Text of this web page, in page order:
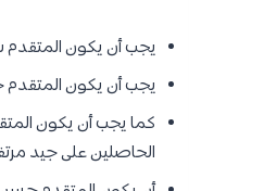
يجب أن يكون المتقدم
يجب أن يكون
كما يجب أن يكون
الحاصلين على جيد